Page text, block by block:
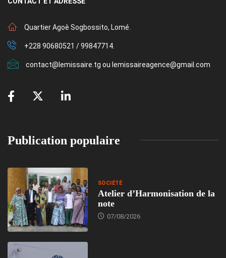
Quartier Agoè Sogbossito, Lomé.
+228 90680521 / 99847714.
contact@lemissaire.tg ou lemissaireagence@gmail.com
Publication populaire
SOCIÉTÉ
Atelier d’Harmonisation de la
note
07/08/2026